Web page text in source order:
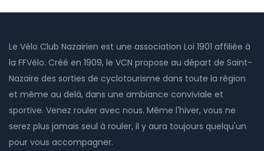
Le Vélo Club Nazairien est une association Loi 1901 affiliée à
la FFVélo. Créé en 1909, le VCN propose au départ de Saint-
Nazaire des sorties de cyclotourisme dans toute la région
et même au delà, dans une ambiance conviviale et
sportive. Venez rouler avec nous. Même l'hiver, vous ne
serez plus jamais seul à rouler, il y aura toujours quelqu'un
pour vous accompagner.